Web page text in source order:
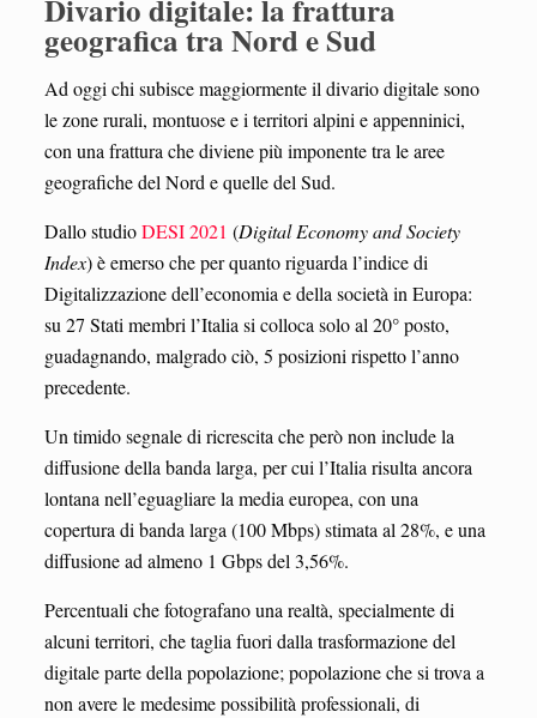
Divario digitale: la frattura
geografica tra Nord e Sud
Ad oggi chi subisce maggiormente il divario digitale sono
le zone rurali, montuose e i territori alpini e appenninici,
con una frattura che diviene più imponente tra le aree
geografiche del Nord e quelle del Sud.
Dallo studioDESI 2021 (Digital Economy and Society
Index) è emerso che per quanto riguarda l’indice di
Digitalizzazione dell’economia e della società in Europa:
su 27 Stati membri l’Italia si colloca solo al 20° posto,
guadagnando, malgrado ciò, 5 posizioni rispetto l’anno
precedente.
Un timido segnale di ricrescita che però non include la
diffusione della banda larga, per cui l’Italia risulta ancora
lontana nell’eguagliare la media europea, con una
copertura di banda larga (100 Mbps) stimata al 28%, e una
diffusione ad almeno 1 Gbps del 3,56%.
Percentuali che fotografano una realtà, specialmente di
alcuni territori, che taglia fuori dalla trasformazione del
digitale parte della popolazione; popolazione che si trova a
non avere le medesime possibilità professionali, di